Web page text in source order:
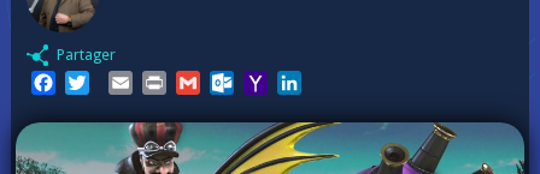
Partager
FacebookTwitterEmailPrint GmailOutlook.com
Yahoo